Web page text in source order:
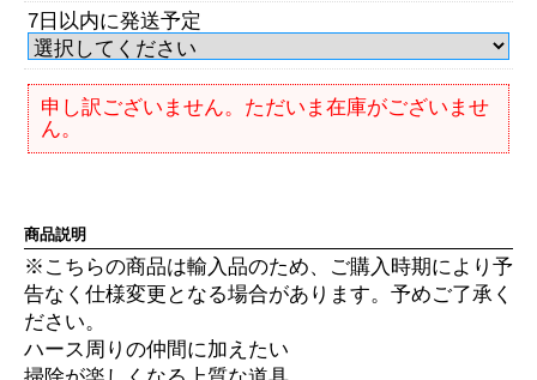
7日以内に発送予定
申し訳ございません。ただいま在庫がございませ
ん。
商品説明
※こちらの商品は輸入品のため、ご購入時期により予
告なく仕様変更となる場合があります。予めご了承く
ださい。
ハース周りの仲間に加えたい